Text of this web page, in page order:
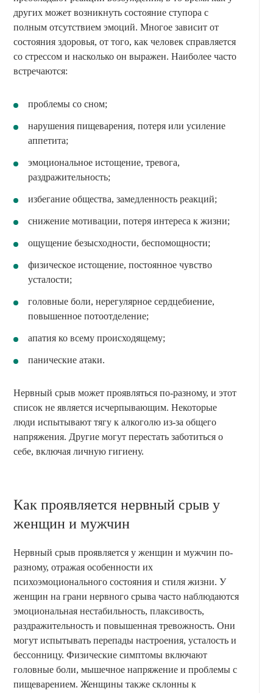
других может возникнуть состояние ступора с
полным отсутствием эмоций. Многое зависит от
состояния здоровья, от того, как человек справляется
со стрессом и насколько он выражен. Наиболее часто
встречаются:
проблемы со сном;
нарушения пищеварения, потеря или усиление
аппетита;
эмоциональное истощение, тревога,
раздражительность;
избегание общества, замедленность реакций;
снижение мотивации, потеря интереса к жизни;
ощущение безысходности, беспомощности;
физическое истощение, постоянное чувство
усталости;
головные боли, нерегулярное сердцебиение,
повышенное потоотделение;
апатия ко всему происходящему;
панические атаки.
Нервный срыв может проявляться по-разному, и этот
список не является исчерпывающим. Некоторые
люди испытывают тягу к алкоголю из-за общего
напряжения. Другие могут перестать заботиться о
себе, включая личную гигиену.
Как проявляется нервный срыв у
женщин и мужчин
Нервный срыв проявляется у женщин и мужчин по-
разному, отражая особенности их
психоэмоционального состояния и стиля жизни. У
женщин на грани нервного срыва часто наблюдаются
эмоциональная нестабильность, плаксивость,
раздражительность и повышенная тревожность. Они
могут испытывать перепады настроения, усталость и
бессонницу. Физические симптомы включают
головные боли, мышечное напряжение и проблемы с
пищеварением. Женщины также склонны к